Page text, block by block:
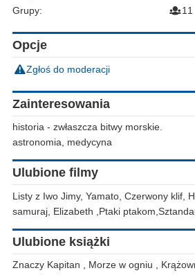
Grupy:
11
Opcje
Zgłoś do moderacji
Zainteresowania
historia - zwłaszcza bitwy morskie.
astronomia, medycyna
Ulubione filmy
Listy z Iwo Jimy, Yamato, Czerwony klif,
samuraj, Elizabeth ,Ptaki
Ulubione książki
Znaczy Kapitan , Morze w ogniu ,